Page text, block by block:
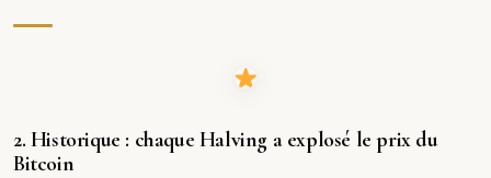
2. Historique : chaque Halving a explosé le prix du
Bitcoin